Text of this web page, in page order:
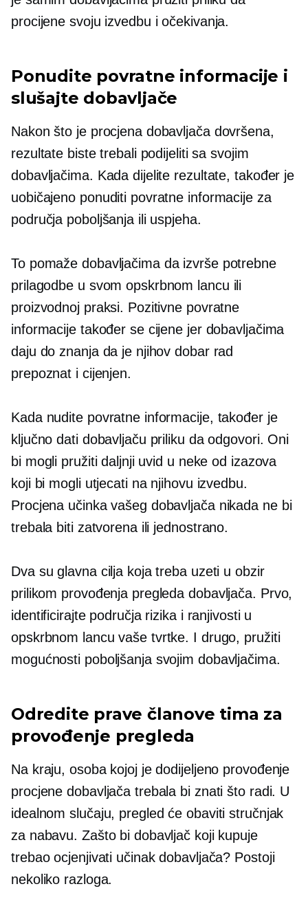
procijene svoju izvedbu i očekivanja.
Ponudite povratne informacije i
slušajte dobavljače
Nakon što je procjena dobavljača dovršena,
rezultate biste trebali podijeliti sa svojim
dobavljačima. Kada dijelite rezultate, također je
uobičajeno ponuditi povratne informacije za
područja poboljšanja ili uspjeha.
To pomaže dobavljačima da izvrše potrebne
prilagodbe u svom opskrbnom lancu ili
proizvodnoj praksi. Pozitivne povratne
informacije također se cijene jer dobavljačima
daju do znanja da je njihov dobar rad
prepoznat i cijenjen.
Kada nudite povratne informacije, također je
ključno dati dobavljaču priliku da odgovori. Oni
bi mogli pružiti daljnji uvid u neke od izazova
koji bi mogli utjecati na njihovu izvedbu.
Procjena učinka vašeg dobavljača nikada ne bi
trebala biti zatvorena ili jednostrano.
Dva su glavna cilja koja treba uzeti u obzir
prilikom provođenja pregleda dobavljača. Prvo,
identificirajte područja rizika i ranjivosti u
opskrbnom lancu vaše tvrtke. I drugo, pružiti
mogućnosti poboljšanja svojim dobavljačima.
Odredite prave članove tima za
provođenje pregleda
Na kraju, osoba kojoj je dodijeljeno provođenje
procjene dobavljača trebala bi znati što radi. U
idealnom slučaju, pregled će obaviti stručnjak
za nabavu. Zašto bi dobavljač koji kupuje
trebao ocjenjivati ​​učinak dobavljača? Postoji
nekoliko razloga.